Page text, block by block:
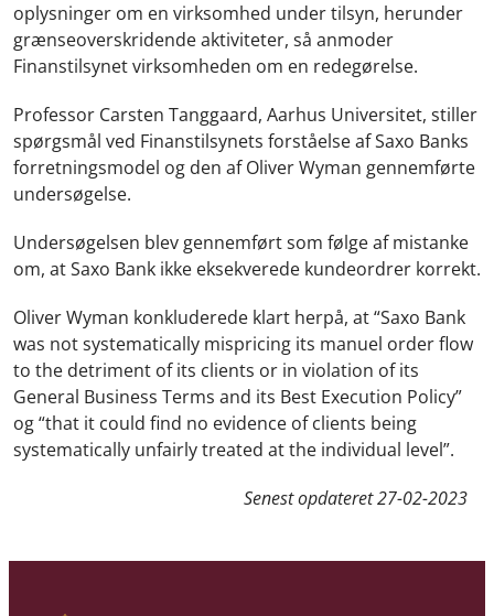
oplysninger om en virksomhed under tilsyn, herunder
grænseoverskridende aktiviteter, så anmoder
Finanstilsynet virksomheden om en redegørelse.
Professor Carsten Tanggaard, Aarhus Universitet, stiller
spørgsmål ved Finanstilsynets forståelse af Saxo Banks
forretningsmodel og den af Oliver Wyman gennemførte
undersøgelse.
Undersøgelsen blev gennemført som følge af mistanke
om, at Saxo Bank ikke eksekverede kundeordrer korrekt.
Oliver Wyman konkluderede klart herpå, at “Saxo Bank
was not systematically mispricing its manuel order flow
to the detriment of its clients or in violation of its
General Business Terms and its Best Execution Policy”
og “that it could find no evidence of clients being
systematically unfairly treated at the individual level”.
Senest opdateret27-02-2023